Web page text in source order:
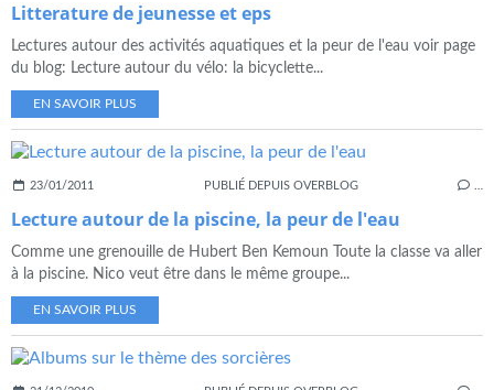
Litterature de jeunesse et eps
Lectures autour des activités aquatiques et la peur de l'eau voir page
du blog: Lecture autour du vélo: la bicyclette...
EN SAVOIR PLUS
23/01/2011 PUBLIÉ DEPUIS OVERBLOG
Lecture autour de la piscine, la peur de l'eau
Comme une grenouille de Hubert Ben Kemoun Toute la classe va aller
à la piscine. Nico veut être dans le même groupe...
EN SAVOIR PLUS